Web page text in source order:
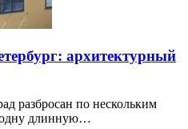
архитектурный
разбросан по нескольким
одну длинную…